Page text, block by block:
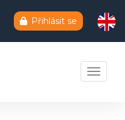
Přihlásit se
Toggle